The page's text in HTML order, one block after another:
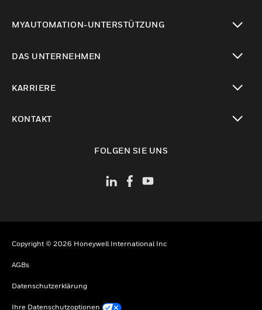
MYAUTOMATION-UNTERSTÜTZUNG
DAS UNTERNEHMEN
KARRIERE
KONTAKT
FOLGEN SIE UNS
Copyright © 2026 Honeywell International Inc
AGBs
Datenschutzerklärung
Ihre Datenschutzoptionen